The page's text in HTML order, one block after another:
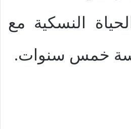
النسكية مع
خمس سنوات.